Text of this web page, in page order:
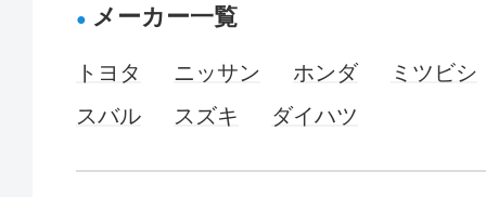
メーカー一覧
トヨタ ニッサン ホンダ
ミツビシ
スバル
スズキ ダイハツ